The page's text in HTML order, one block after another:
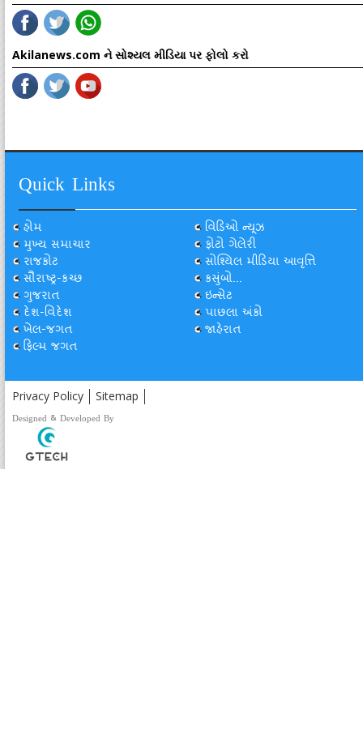
Akilanews.com ને સોશ્યલ મીડિયા પર ફોલો કરો
Quick Links
હોમ
મુખ્ય સમાચાર
રાજકોટ
સૌરાષ્ટ્ર-કચ્છ
ગુજરાત
દેશ-વિદેશ
ખેલ-જગત
ફિલ્મ જગત
વિડિઓ ન્યૂઝ
ફોટો ગેલેરી
સોશ્યિલ મીડિયા આવૃત્તિ
કસુંબો...
ઇન્સેટ
પાછલા અંકો
જાહેરાત
Privacy Policy Sitemap
Designed & Developed By